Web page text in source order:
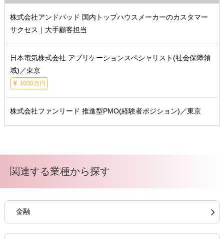
株式会社アンドパッド 国内トップハウスメーカーのカスタマー
サクセス｜大手顧客担当
日本電気株式会社 アプリケーションスペシャリスト(社会保障領
域)／東京
1000万円
株式会社ファンリード 推進型PMO(経験者ポジション)／東京
関連する業種から探す
金融